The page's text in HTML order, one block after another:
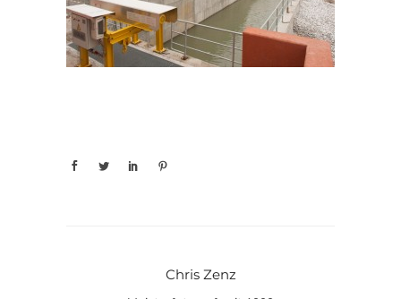
Chris Zenz